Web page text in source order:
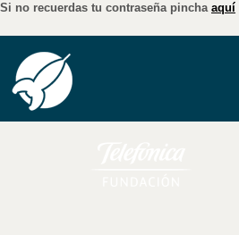
Si no recuerdas tu contraseña pincha aquí